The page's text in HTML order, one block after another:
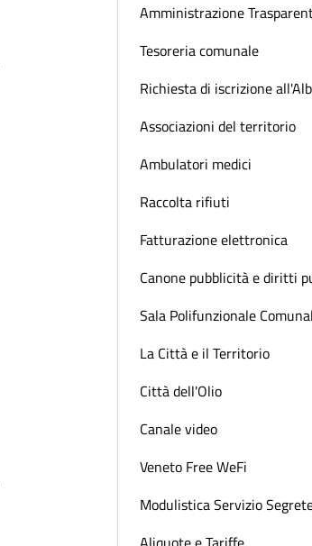
Amministrazione
Tesoreria comunale
Richiesta di iscrizione
Associazioni del territorio
Ambulatori medici
Raccolta rifiuti
Fatturazione elettronica
Canone pubblicità e diritti
Sala Polifunzionale
La Città e il Territorio
Città dell'Olio
Canale video
Veneto Free WeFi
Modulistica Servizio